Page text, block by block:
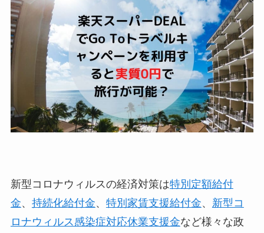
新型コロナウィルスの経済対策は特別定額給付
金、 持続化給付金、 特別家賃支援給付金、 新型コ
ロナウィルス感染症対応休業支援金など様々な政